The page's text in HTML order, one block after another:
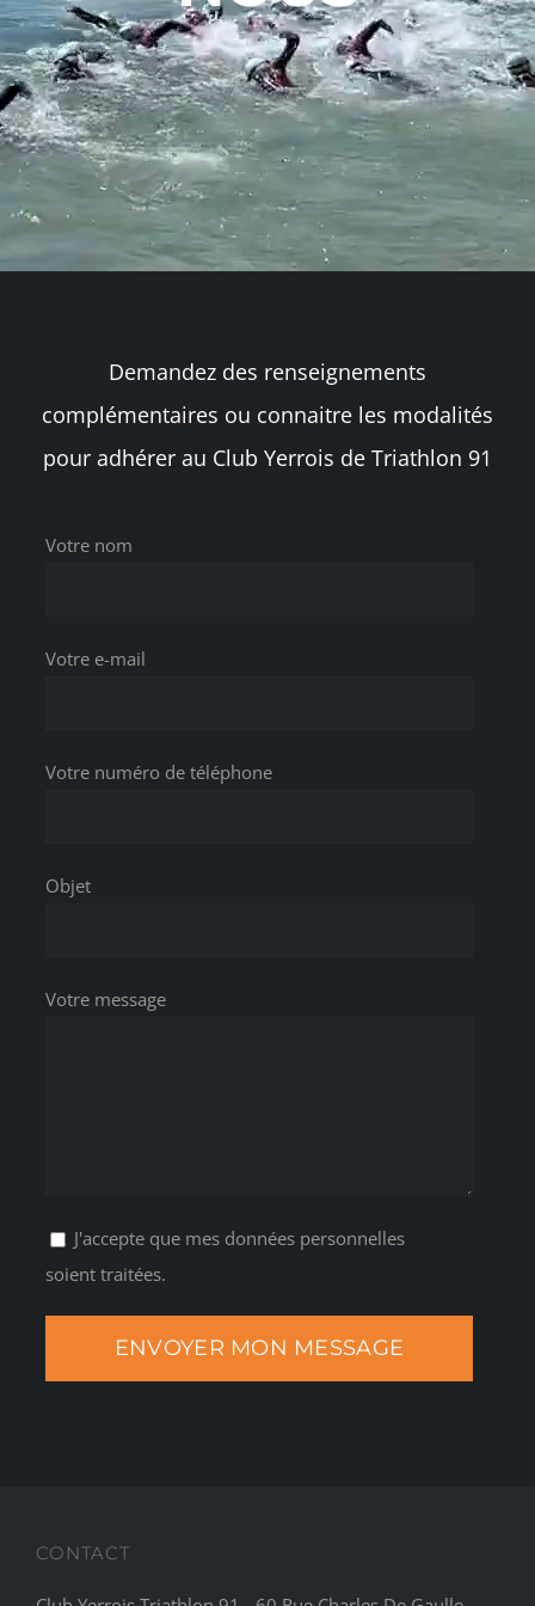
TROMBINOSCOPE
ORANG’YERRES
CONTACT
Demandez des renseignements
complémentaires ou connaitre les modalités
pour adhérer au Club Yerrois de Triathlon 91
Votre nom
Votre e-mail
Votre numéro de téléphone
Objet
Votre message
J'accepte que mes données personnelles
soient traitées.
CONTACT